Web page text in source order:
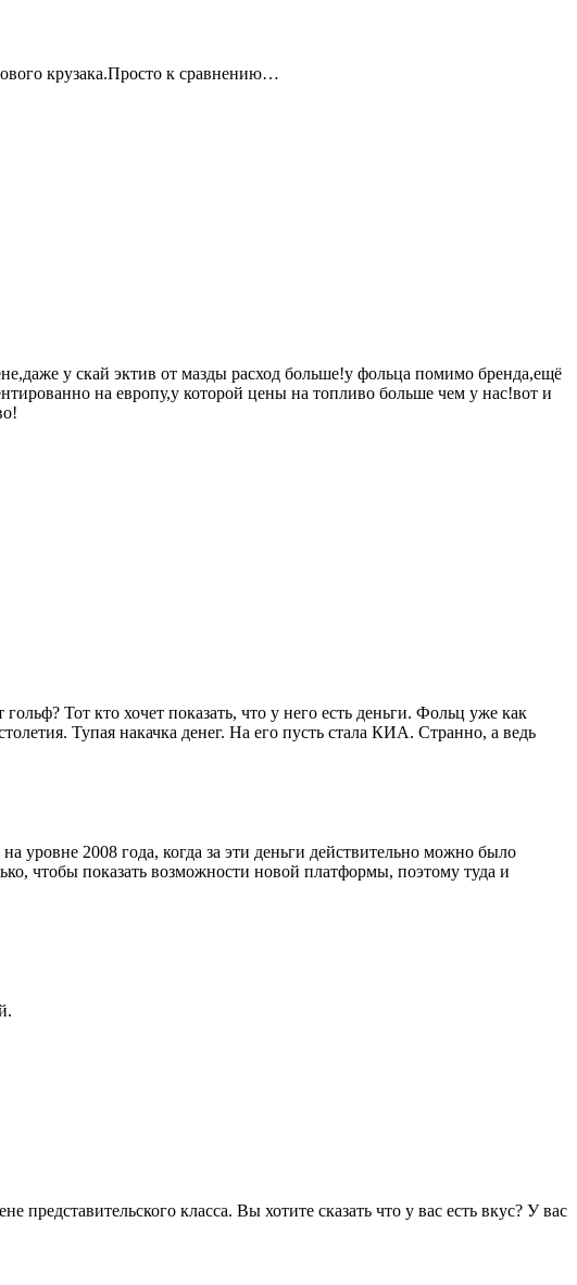
крузака.Просто к сравнению…
у скай эктив от мазды расход больше!у фольца помимо бренда,ещё
на европу,у которой цены на топливо больше чем у нас!вот и
Тот кто хочет показать, что у него есть деньги. Фольц уже как
Тупая накачка денег. На его пусть стала КИА. Странно, а ведь
уровне 2008 года, когда за эти деньги действительно можно было
чтобы показать возможности новой платформы, поэтому туда и
класса. Вы хотите сказать что у вас есть вкус? У вас